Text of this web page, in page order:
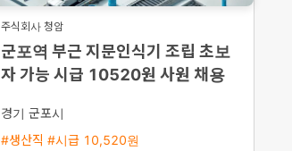
주식회사 청암
군포역 부근 지문인식기 조립 초보
자 가능 시급 10520원 사원 채용
경기 군포시
#생산직 #시급 10,520원